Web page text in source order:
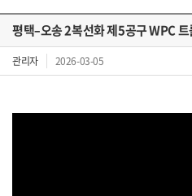
평택–오송 2복선화 제5공구 WPC
관리자 2026-03-05